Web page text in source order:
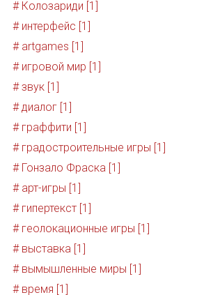
# Колозариди [1]
# интерфейс [1]
# artgames [1]
# игровой мир [1]
# звук [1]
# диалог [1]
# граффити [1]
# градостроительные игры [1]
# Гонзало Фраска [1]
# арт-игры [1]
# гипертекст [1]
# геолокационные игры [1]
# выставка [1]
# вымышленные миры [1]
# время [1]